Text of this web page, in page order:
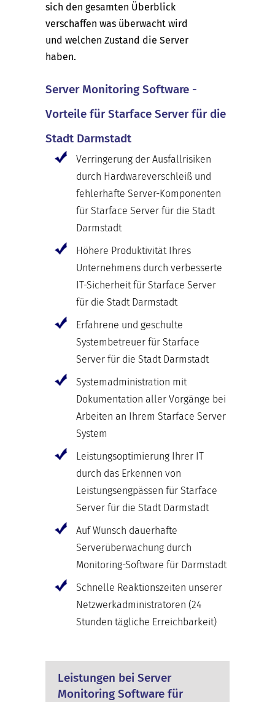
sich den gesamten Überblick
verschaffen was überwacht wird
und welchen Zustand die Server
haben.
Server Monitoring Software -
Vorteile für Starface Server für die
Stadt Darmstadt
Verringerung der Ausfallrisiken
durch Hardwareverschleiß und
fehlerhafte Server-Komponenten
für Starface Server für die Stadt
Darmstadt
Höhere Produktivität Ihres
Unternehmens durch verbesserte
IT-Sicherheit für Starface Server
für die Stadt Darmstadt
Erfahrene und geschulte
Systembetreuer für Starface
Server für die Stadt Darmstadt
Systemadministration mit
Dokumentation aller Vorgänge bei
Arbeiten an Ihrem Starface Server
System
Leistungsoptimierung Ihrer IT
durch das Erkennen von
Leistungsengpässen für Starface
Server für die Stadt Darmstadt
Auf Wunsch dauerhafte
Serverüberwachung durch
Monitoring-Software für Darmstadt
Schnelle Reaktionszeiten unserer
Netzwerkadministratoren (24
Stunden tägliche Erreichbarkeit)
Leistungen bei Server
Monitoring Software für